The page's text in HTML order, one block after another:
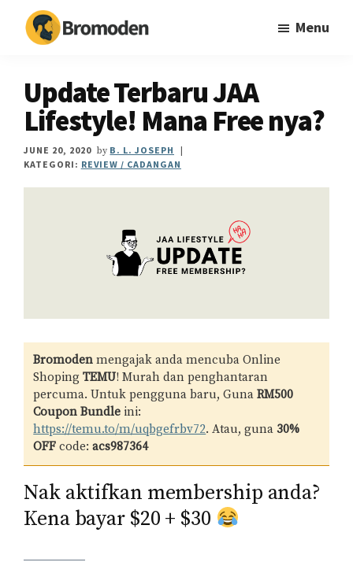
primary
footer
mudahkan
hidup
Menu
Update Terbaru JAA
Lifestyle! Mana Free nya?
JUNE 20, 2020 by B. L. JOSEPH
KATEGORI: REVIEW / CADANGAN
Bromoden mengajak anda mencuba Online
ShopingTEMU! Murah dan penghantaran
percuma. Untuk pengguna baru, GunaRM500
Coupon Bundle ini:
https://temu.to/m/uqbgefrbv72. Atau, guna30%
OFF code:acs987364
Nak aktifkan membership anda?
Kena bayar $20 + $30